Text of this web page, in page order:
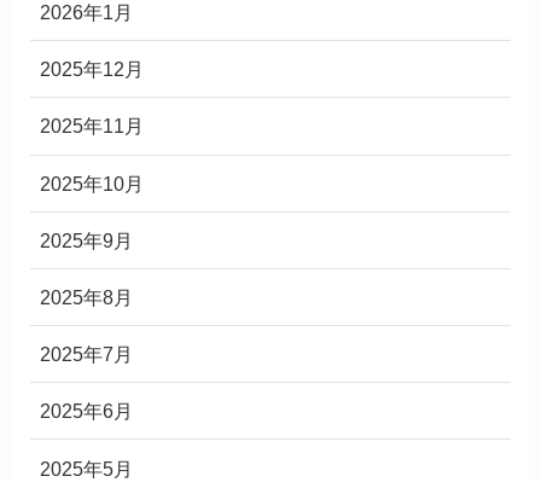
2026年1月
2025年12月
2025年11月
2025年10月
2025年9月
2025年8月
2025年7月
2025年6月
2025年5月